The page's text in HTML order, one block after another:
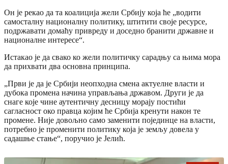
Он је рекао да та коалиција жели Србију која ће „водити
самосталну националну политику, штитити своје ресурсе,
подржавати домаћу привреду и доседно бранити државне и
националне интересе“.
Истакао је да свако ко жели политичку сарадњу са њима мора
да прихвати два основна принципа.
„Први је да је Србији неопходна смена актуелне власти и
дубока промена начина управљања државом. Други је да
снаге које чине аутентичну десницу морају постићи
сагласност око правца којим ће Србија кренути након те
промене. Није довољно само заменити појединце на власти,
потребно је променити политику која је земљу довела у
садашње стање“, поручио је Јелић.